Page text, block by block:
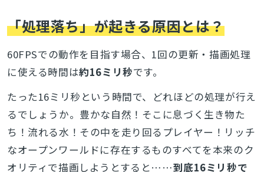
「処理落ち」が起きる原因とは？
60FPSでの動作を目指す場合、1回の更新・描画処理
に使える時間は約16ミリ秒です。
たった16ミリ秒という時間で、どれほどの処理が行え
るでしょうか。豊かな自然！そこに息づく生き物た
ち！流れる水！その中を走り回るプレイヤー！リッチ
なオープンワールドに存在するものすべてを本来のク
オリティで描画しようとすると……到底16ミリ秒で